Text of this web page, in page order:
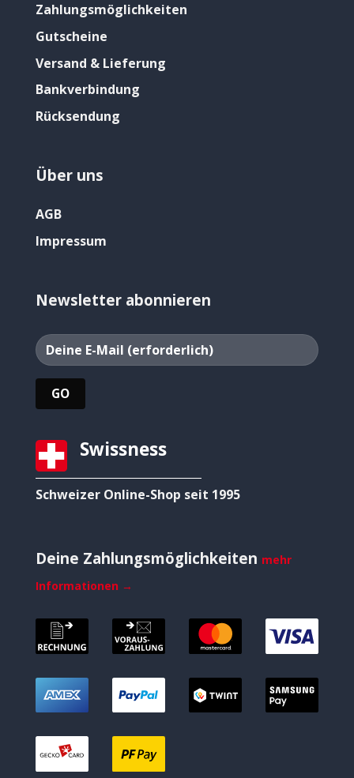
Zahlungsmöglichkeiten
Gutscheine
Versand & Lieferung
Bankverbindung
Rücksendung
Über uns
AGB
Impressum
Newsletter abonnieren
Swissness
Schweizer Online-Shop seit 1995
Deine Zahlungsmöglichkeiten mehr
Informationen →